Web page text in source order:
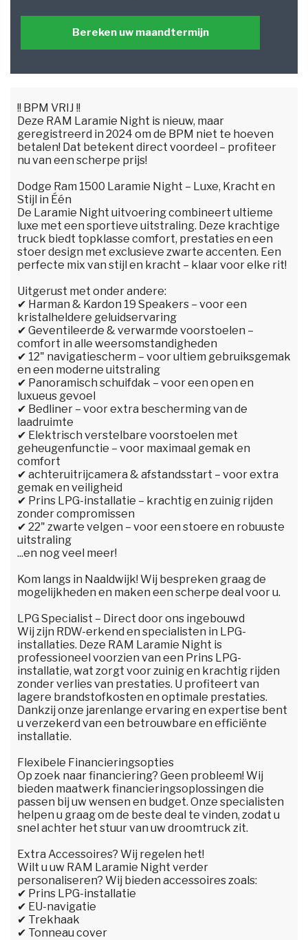
Bereken uw maandtermijn
!! BPM VRIJ !!
Deze RAM Laramie Night is nieuw, maar
geregistreerd in 2024 om de BPM niet te hoeven
betalen! Dat betekent direct voordeel – profiteer
nu van een scherpe prijs!
Dodge Ram 1500 Laramie Night – Luxe, Kracht en
Stijl in Één
De Laramie Night uitvoering combineert ultieme
luxe met een sportieve uitstraling. Deze krachtige
truck biedt topklasse comfort, prestaties en een
stoer design met exclusieve zwarte accenten. Een
perfecte mix van stijl en kracht – klaar voor elke rit!
Uitgerust met onder andere:
✔ Harman & Kardon 19 Speakers – voor een
kristalheldere geluidservaring
✔ Geventileerde & verwarmde voorstoelen –
comfort in alle weersomstandigheden
✔ 12" navigatiescherm – voor ultiem gebruiksgemak
en een moderne uitstraling
✔ Panoramisch schuifdak – voor een open en
luxueus gevoel
✔ Bedliner – voor extra bescherming van de
laadruimte
✔ Elektrisch verstelbare voorstoelen met
geheugenfunctie – voor maximaal gemak en
comfort
✔ achteruitrijcamera & afstandsstart – voor extra
gemak en veiligheid
✔ Prins LPG-installatie – krachtig en zuinig rijden
zonder compromissen
✔ 22" zwarte velgen – voor een stoere en robuuste
uitstraling
...en nog veel meer!
Kom langs in Naaldwijk! Wij bespreken graag de
mogelijkheden en maken een scherpe deal voor u.
LPG Specialist – Direct door ons ingebouwd
Wij zijn RDW-erkend en specialisten in LPG-
installaties. Deze RAM Laramie Night is
professioneel voorzien van een Prins LPG-
installatie, wat zorgt voor zuinig en krachtig rijden
zonder verlies van prestaties. U profiteert van
lagere brandstofkosten en optimale prestaties.
Dankzij onze jarenlange ervaring en expertise bent
u verzekerd van een betrouwbare en efficiënte
installatie.
Flexibele Financieringsopties
Op zoek naar financiering? Geen probleem! Wij
bieden maatwerk financieringsoplossingen die
passen bij uw wensen en budget. Onze specialisten
helpen u graag om de beste deal te vinden, zodat u
snel achter het stuur van uw droomtruck zit.
Extra Accessoires? Wij regelen het!
Wilt u uw RAM Laramie Night verder
personaliseren? Wij bieden accessoires zoals:
✔ Prins LPG-installatie
✔ EU-navigatie
✔ Trekhaak
✔ Tonneau cover